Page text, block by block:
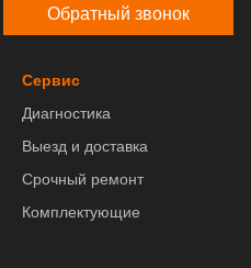
Обратный звонок
Сервис
Диагностика
Выезд и доставка
Срочный ремонт
Комплектующие